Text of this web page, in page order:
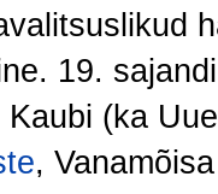
19.
Kaubi (ka
,